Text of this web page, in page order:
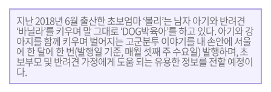
지난 2018년 6월 출산한 초보엄마 ‘볼리’는 남자 아기와 반려견
‘바닐라’를 키우며 말 그대로 ‘DOG박육아’를 하고 있다. 아기와 강
아지를 함께 키우며 벌어지는 고군분투 이야기를 내 손안에 서울
에 한 달에 한 번(발행일 기준, 매월 셋째 주 수요일) 발행하며, 초
보부모 및 반려견 가정에게 도움 되는 유용한 정보를 전할 예정이
다.